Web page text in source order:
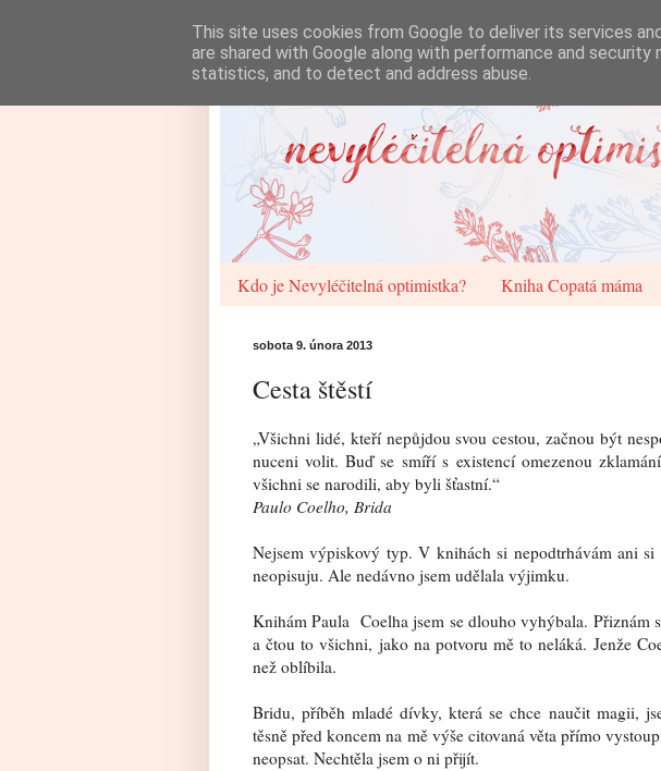
Kdo je Nevyléčitelná optimistka? Kniha Copatá máma
sobota 9. února 2013
Cesta štěstí
„Všichni lidé, kteří nepůjdou svou cestou, začnou být
nuceni volit. Buď se smíří s existencí omezenou
všichni se narodili, aby byli šťastní.“
Paulo Coelho, Brida
Nejsem výpiskový typ. V knihách si nepodtrhávám ani
neopisuju. Ale nedávno jsem udělala výjimku.
Knihám Paula Coelha jsem se dlouho vyhýbala. Přiznám
a čtou to všichni, jako na potvoru mě to neláká. Jenže
než oblíbila.
Bridu, příběh mladé dívky, která se chce naučit magii,
těsně před koncem na mě výše citovaná věta přímo
neopsat. Nechtěla jsem o ni přijít.
This site uses cookies from Google to deliver its services
are shared with Google along with performance and
statistics, and to detect and address abuse.